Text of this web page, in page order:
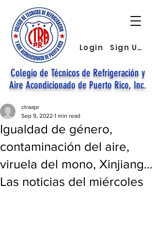
Colegio de Técnicos de Refrigeración y
Aire Acondicionado de Puerto Rico, Inc.
Login Sign Up
Igualdad de género,
contaminación del aire,
viruela del mono, Xinjiang...
Las noticias del miércoles
ctraapr
Sep 9, 2022 1 min read